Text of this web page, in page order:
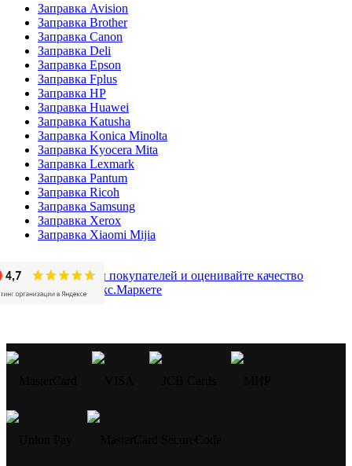
Заправка Avision
Заправка Brother
Заправка Canon
Заправка Deli
Заправка Epson
Заправка Fplus
Заправка HP
Заправка Huawei
Заправка Katusha
Заправка Konica Minolta
Заправка Kyocera Mita
Заправка Lexmark
Заправка Pantum
Заправка Ricoh
Заправка Samsung
Заправка Xerox
Заправка Xiaomi Mijia